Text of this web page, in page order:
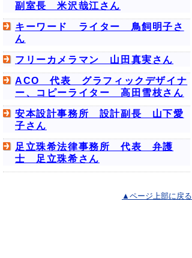
副室長 米沢哉江さん
キーワード ライター 鳥飼明子さ
ん
フリーカメラマン 山田真実さん
ACO 代表 グラフィックデザイナ
ー、コピーライター 高田雪枝さん
安本設計事務所 設計副長 山下愛
子さん
足立珠希法律事務所 代表 弁護
士 足立珠希さん
▲ページ上部に戻る